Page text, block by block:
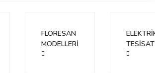
sitelerden daha pahalı.
farklı alternatifler olmalı.
FLORESAN
MODELLERİ
TESİSAT